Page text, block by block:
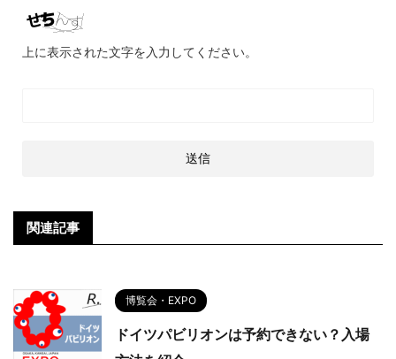
上に表示された文字を入力してください。
関連記事
博覧会・EXPO
ドイツパビリオンは予約できない？入場